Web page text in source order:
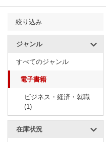
絞り込み
ジャンル
すべてのジャンル
電子書籍
ビジネス・経済・就職
(1)
在庫状況